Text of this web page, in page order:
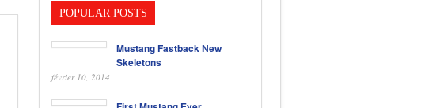
POPULAR POSTS
Mustang Fastback New
Skeletons
février 10, 2014